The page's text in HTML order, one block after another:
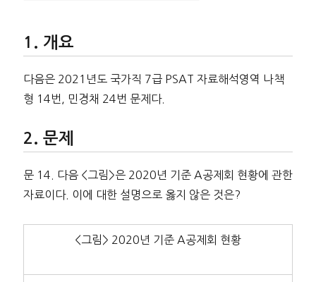
개요
다음은 2021년도 국가직 7급 PSAT 자료해석영역 나책
형 14번, 민경채 24번 문제다.
문제
문 14. 다음 <그림>은 2020년 기준 A공제회 현황에 관한
자료이다. 이에 대한 설명으로 옳지 않은 것은?
<그림> 2020년 기준 A공제회 현황